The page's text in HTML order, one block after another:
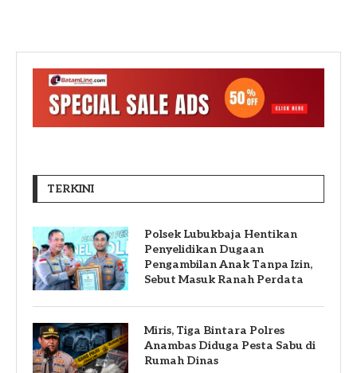
TERKINI
Polsek Lubukbaja Hentikan
Penyelidikan Dugaan
Pengambilan Anak Tanpa Izin,
Sebut Masuk Ranah Perdata
Miris, Tiga Bintara Polres
Anambas Diduga Pesta Sabu di
Rumah Dinas